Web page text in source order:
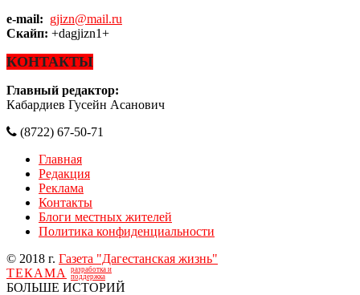
e-mail: gjizn@mail.ru
Скайп: +dagjizn1+
КОНТАКТЫ
Главный редактор:
Кабардиев Гусейн Асанович
(8722) 67-50-71
Главная
Редакция
Реклама
Контакты
Блоги местных жителей
Политика конфиденциальности
© 2018 г. Газета "Дагестанская жизнь"
ТЕКАМА
разработка и
поддержка
БОЛЬШЕ ИСТОРИЙ